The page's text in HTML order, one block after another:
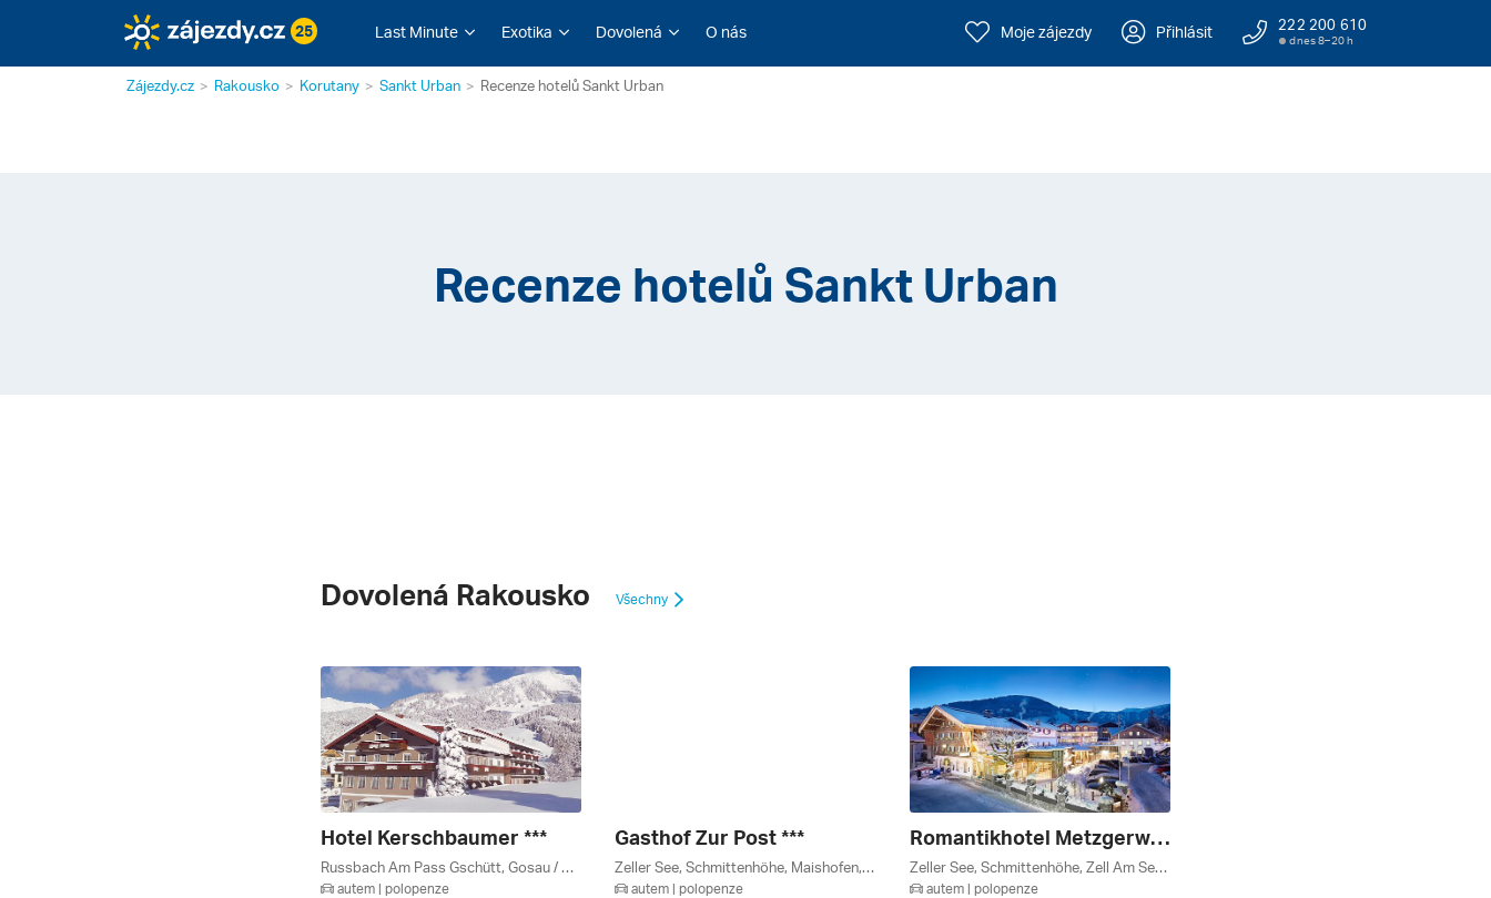
25 Last Minute Exotika Dovolená O nás Moje zájezdy Přihlásit 222 200 610
dnes 8–20 h
Zájezdy.cz Rakousko Korutany Sankt Urban Recenze hotelů Sankt Urban
Recenze hotelů Sankt Urban
Dovolená Rakousko Všechny
Hotel Kerschbaumer ***
Russbach Am Pass Gschütt, Gosau / Russbach, Solná Komora, Salcbursko, Dachstein West, Rakousko
autem | polopenze
Gasthof Zur Post ***
Zeller See, Schmittenhöhe, Maishofen, Zell Am See, Salcbursko, Saalbach / Leogang, Rakouská Jezera, Kaprun / Zell Am See, Rakousko
autem | polopenze
Romantikhotel Metzgerwirt ****
Zeller See, Schmittenhöhe, Zell Am See, Salcbursko, Rakouská Jezera, Kaprun / Zell Am See, Rakousko
autem | polopenze